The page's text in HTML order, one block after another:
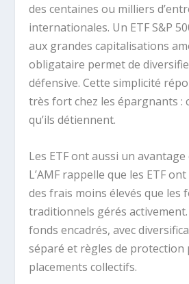
des centaines ou milliers
internationales. Un ETF S&P
aux grandes capitalisations
obligataire permet de
défensive. Cette simplicité
très fort chez les épargnants :
qu’ils détiennent.
Les ETF ont aussi un avantage
L’AMF rappelle que les ETF
des frais moins élevés que les
traditionnels gérés
fonds encadrés, avec
séparé et règles de protection
placements collectifs.